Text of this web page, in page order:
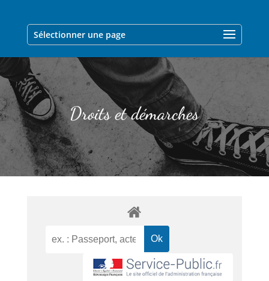
Sélectionner une page
Droits et démarches